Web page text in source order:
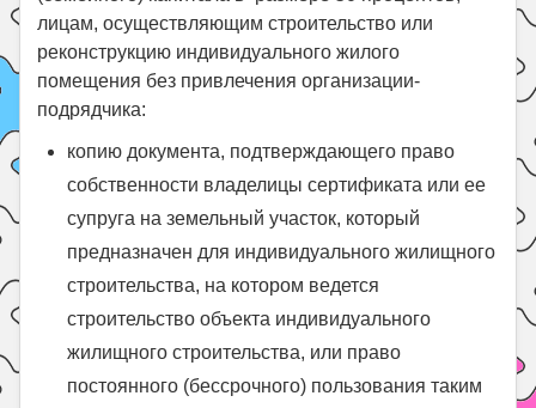
лицам, осуществляющим строительство или
реконструкцию индивидуального жилого
помещения без привлечения организации-
подрядчика:
копию документа, подтверждающего право
собственности владелицы сертификата или ее
супруга на земельный участок, который
предназначен для индивидуального жилищного
строительства, на котором ведется
строительство объекта индивидуального
жилищного строительства, или право
постоянного (бессрочного) пользования таким